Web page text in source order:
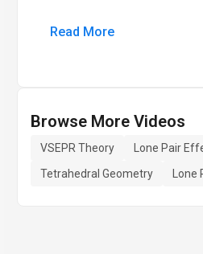
Read More
Browse More Videos
VSEPR Theory Lone Pair
Tetrahedral Geometry